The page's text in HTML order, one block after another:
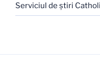
Serviciul de ştiri